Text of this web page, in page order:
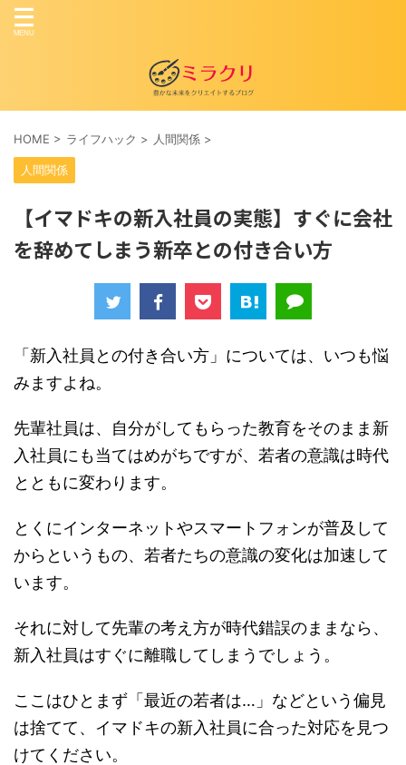
HOME > ライフハック > 人間関係 >
人間関係
【イマドキの新入社員の実態】すぐに会社
を辞めてしまう新卒との付き合い方
「新入社員との付き合い方」については、いつも悩
みますよね。
先輩社員は、自分がしてもらった教育をそのまま新
入社員にも当てはめがちですが、若者の意識は時代
とともに変わります。
とくにインターネットやスマートフォンが普及して
からというもの、若者たちの意識の変化は加速して
います。
それに対して先輩の考え方が時代錯誤のままなら、
新入社員はすぐに離職してしまうでしょう。
ここはひとまず「最近の若者は…」などという偏見
は捨てて、イマドキの新入社員に合った対応を見つ
けてください。